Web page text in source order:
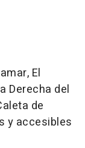
El
Derecha del
de
y accesibles